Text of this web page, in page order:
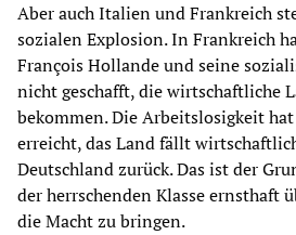
Aber auch Italien und Frankreich
sozialen Explosion. In Frankreich
François Hollande und seine
nicht geschafft, die wirtschaftliche
bekommen. Die Arbeitslosigkeit
erreicht, das Land fällt
Deutschland zurück. Das ist der
der herrschenden Klasse ernsthaft
die Macht zu bringen.